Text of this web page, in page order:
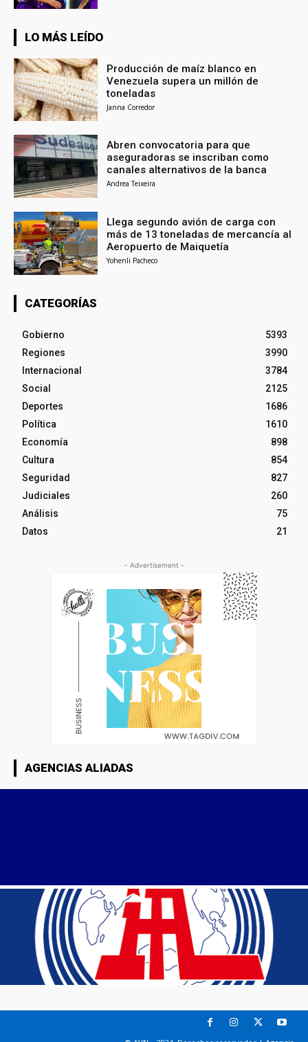
LO MÁS LEÍDO
Producción de maíz blanco en
Venezuela supera un millón de
toneladas
Janna Corredor
Abren convocatoria para que
aseguradoras se inscriban como
canales alternativos de la banca
Andrea Teixeira
Llega segundo avión de carga con
más de 13 toneladas de mercancía al
Aeropuerto de Maiquetía
Yohenli Pacheco
CATEGORÍAS
Gobierno
5393
Regiones
3990
Internacional
3784
Social
2125
Deportes
1686
Política
1610
Economía
898
Cultura
854
Seguridad
827
Judiciales
260
Análisis
75
Datos
21
- Advertisement -
AGENCIAS ALIADAS